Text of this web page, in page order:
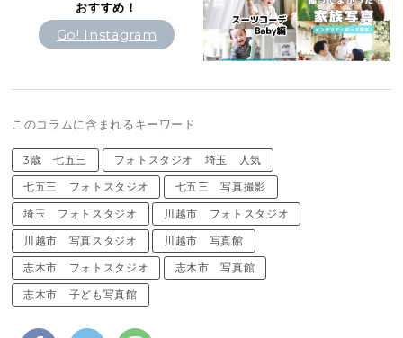
おすすめ！
Go! Instagram
このコラムに含まれるキーワード
3歳 七五三
フォトスタジオ 埼玉 人気
七五三 フォトスタジオ
七五三 写真撮影
埼玉 フォトスタジオ
川越市 フォトスタジオ
川越市 写真スタジオ
川越市 写真館
志木市 フォトスタジオ
志木市 写真館
志木市 子ども写真館